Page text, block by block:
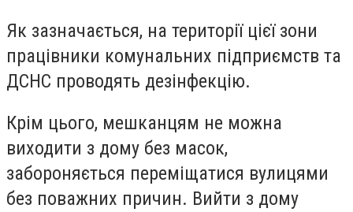
Як зазначається, на території цієї зони
працівники комунальних підприємств та
ДСНС проводять дезінфекцію.
Крім цього, мешканцям не можна
виходити з дому без масок,
забороняється переміщатися вулицями
без поважних причин. Вийти з дому